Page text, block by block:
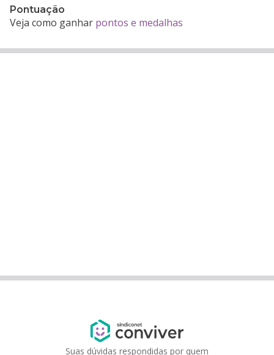
Pontuação
Veja como ganhar pontos e medalhas
Suas dúvidas respondidas por quem